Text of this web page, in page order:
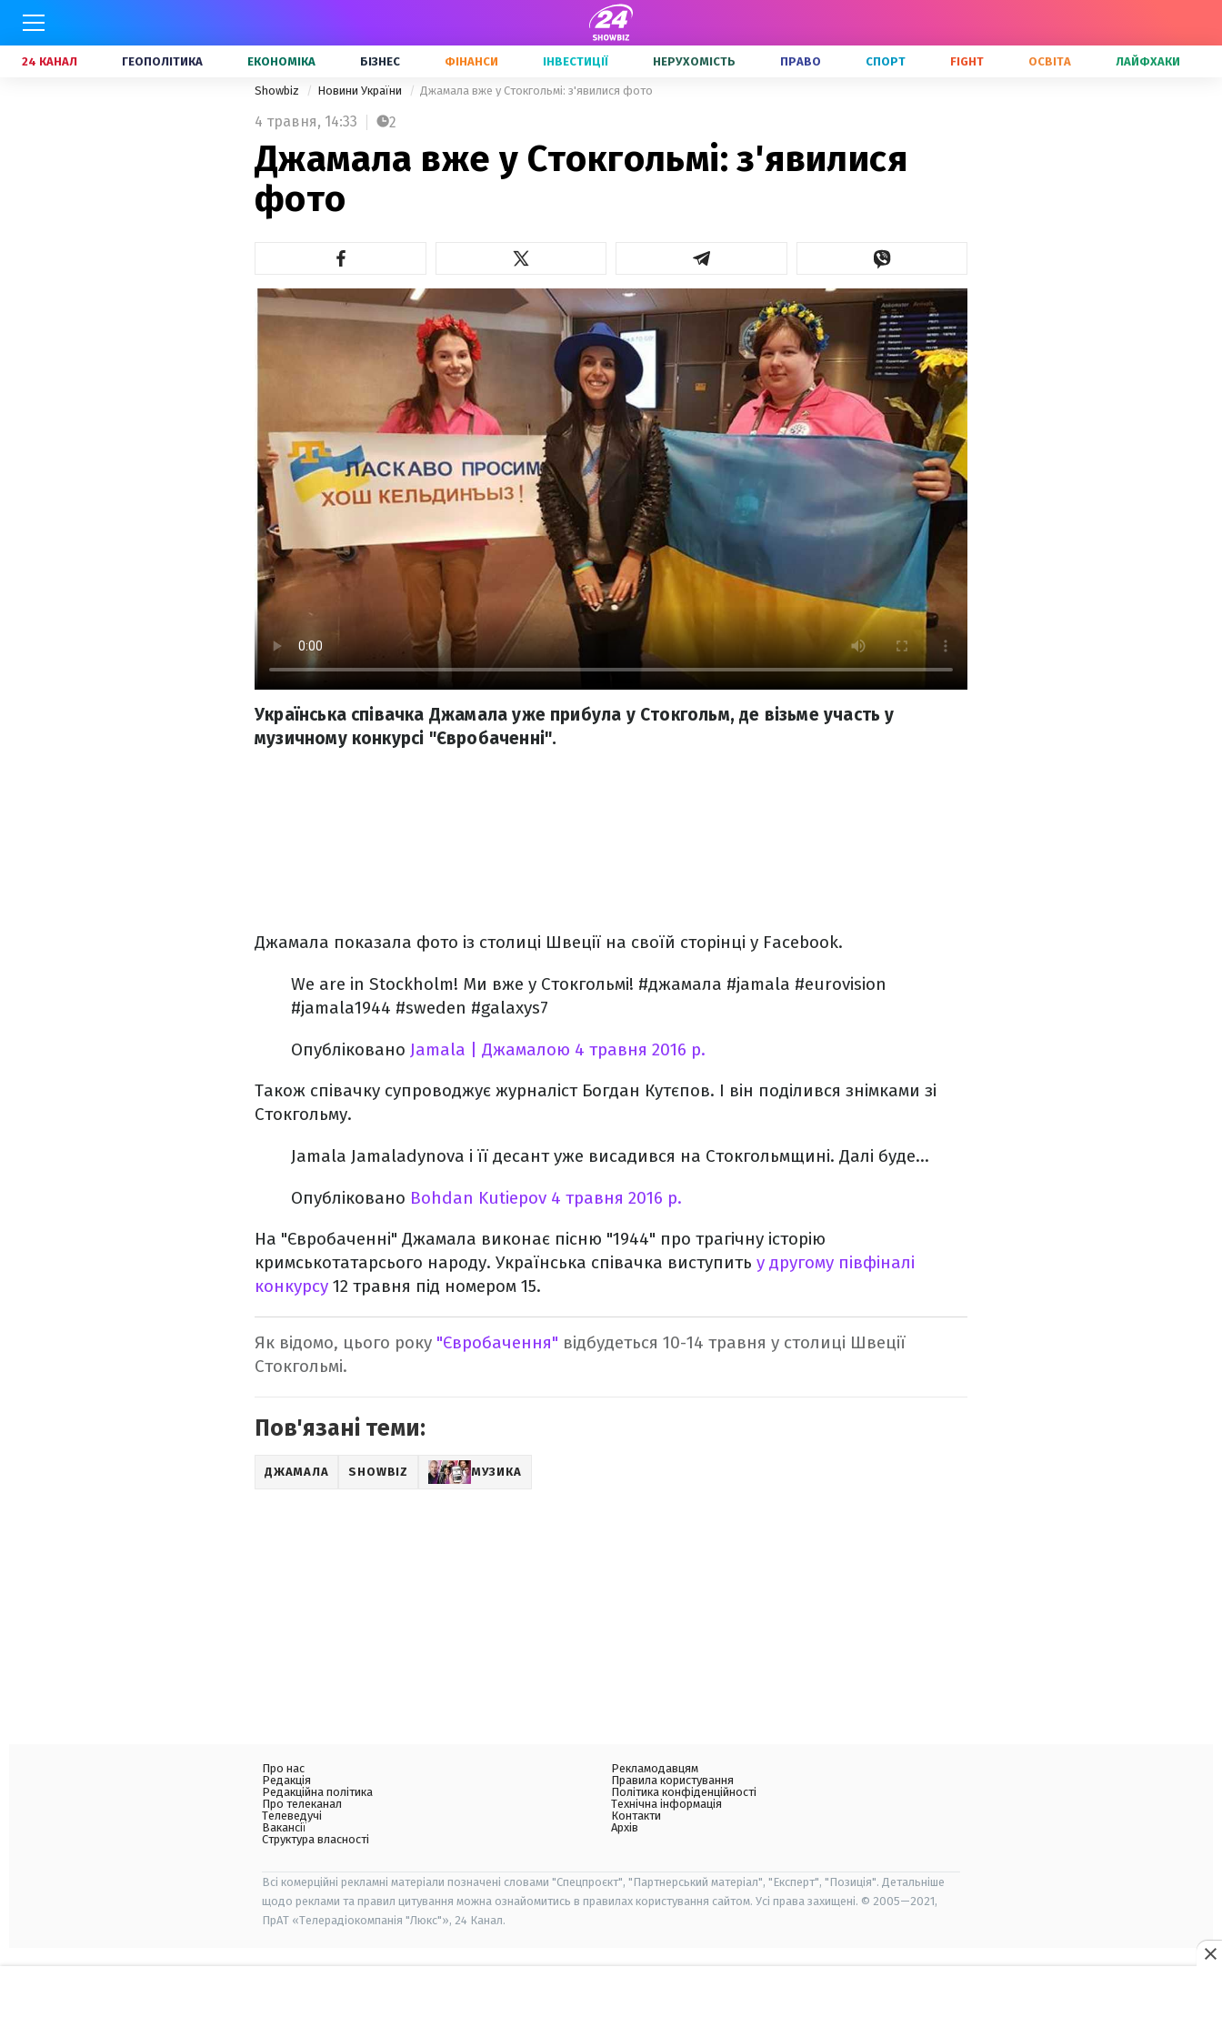
24 КАНАЛ ГЕОПОЛІТИКА ЕКОНОМІКА БІЗНЕС ФІНАНСИ ІНВЕСТИЦІЇ НЕРУХОМІСТЬ ПРАВО СПОРТ FIGHT ОСВІТА ЛАЙФХАКИ
Showbiz Новини України Джамала вже у Стокгольмі: з'явилися фото
4 травня, 14:33 2
Джамала вже у Стокгольмі: з'явилися
фото
Українська співачка Джамала уже прибула у Стокгольм, де візьме участь у
музичному конкурсі "Євробаченні".
Джамала показала фото із столиці Швеції на своїй сторінці у Facebook.
We are in Stockholm! Ми вже у Стокгольмі! #джамала #jamala #eurovision
#jamala1944 #sweden #galaxys7
Опубліковано Jamala | Джамалою 4 травня 2016 р.
Також співачку супроводжує журналіст Богдан Кутєпов. І він поділився знімками зі
Стокгольму.
Jamala Jamaladynova і її десант уже висадився на Стокгольмщині. Далі буде...
Опубліковано Bohdan Kutiepov 4 травня 2016 р.
На "Євробаченні" Джамала виконає пісню "1944" про трагічну історію
кримськотатарсього народу. Українська співачка виступить у другому півфіналі
конкурсу 12 травня під номером 15.
Як відомо, цього року "Євробачення" відбудеться 10-14 травня у столиці Швеції
Стокгольмі.
Пов'язані теми:
ДЖАМАЛА SHOWBIZ МУЗИКА
Про нас
Редакція
Редакційна політика
Про телеканал
Телеведучі
Вакансії
Структура власності
Рекламодавцям
Правила користування
Політика конфіденційності
Технічна інформація
Контакти
Архів
Всі комерційні рекламні матеріали позначені словами "Спецпроєкт", "Партнерський матеріал", "Експерт", "Позиція". Детальніше
щодо реклами та правил цитування можна ознайомитись в правилах користування сайтом. Усі права захищені. © 2005—2021,
ПрАТ «Телерадіокомпанія "Люкс"», 24 Канал.